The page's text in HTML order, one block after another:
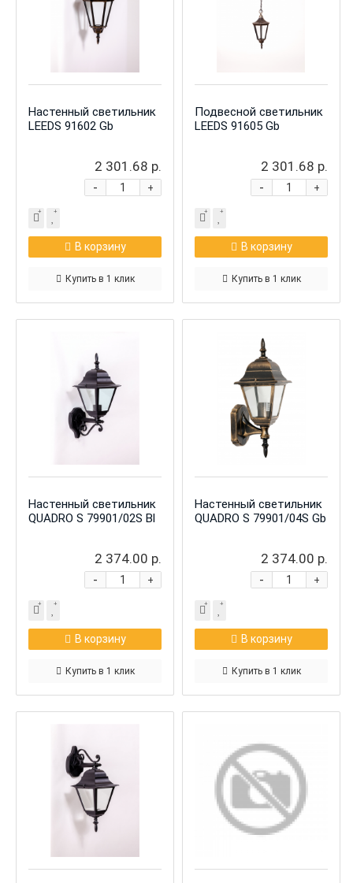
Настенный светильник
LEEDS 91602 Gb
2 301.68 р.
+
-
В корзину
Купить в 1 клик
Подвесной светильник
LEEDS 91605 Gb
2 301.68 р.
+
-
В корзину
Купить в 1 клик
Настенный светильник
QUADRO S 79901/02S Bl
2 374.00 р.
+
-
В корзину
Купить в 1 клик
Настенный светильник
QUADRO S 79901/04S Gb
2 374.00 р.
+
-
В корзину
Купить в 1 клик